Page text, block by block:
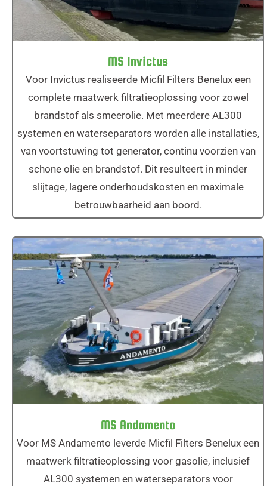
MS Invictus
Voor Invictus realiseerde Micfil Filters Benelux een
complete maatwerk filtratieoplossing voor zowel
brandstof als smeerolie. Met meerdere AL300
systemen en waterseparators worden alle installaties,
van voortstuwing tot generator, continu voorzien van
schone olie en brandstof. Dit resulteert in minder
slijtage, lagere onderhoudskosten en maximale
betrouwbaarheid aan boord.
MS Andamento
MS Andamento
Voor MS Andamento leverde Micfil Filters Benelux een
maatwerk filtratieoplossing voor gasolie, inclusief
AL300 systemen en waterseparators voor